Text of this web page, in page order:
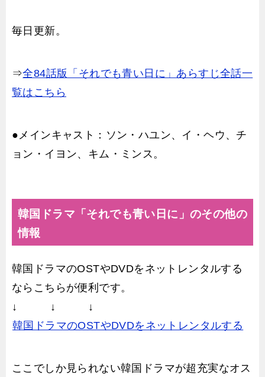
毎日更新。
⇒全84話版「それでも青い日に」あらすじ全話一
覧はこちら
●メインキャスト：ソン・ハユン、イ・ヘウ、チ
ョン・イヨン、キム・ミンス。
韓国ドラマ「それでも青い日に」のその他の
情報
韓国ドラマのOSTやDVDをネットレンタルする
ならこちらが便利です。
↓ ↓ ↓
韓国ドラマのOSTやDVDをネットレンタルする
ここでしか見られない韓国ドラマが超充実なオス